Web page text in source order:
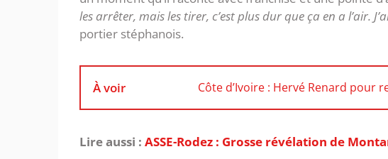
les arrêter, mais les tirer, c’est plus dur que ça en a l’air.
portier stéphanois.
À voir Côte d’Ivoire : Hervé Renard pour
Lire aussi : ASSE-Rodez : Grosse révélation de